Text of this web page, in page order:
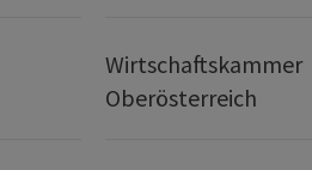
Wirtschaftskammer
Oberösterreich